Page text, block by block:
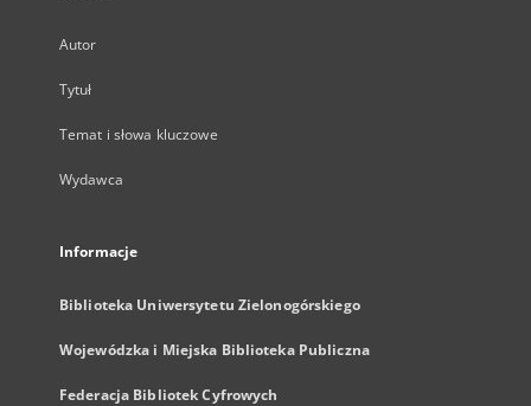
Autor
Tytuł
Temat i słowa kluczowe
Wydawca
Informacje
Biblioteka Uniwersytetu Zielonogórskiego
Wojewódzka i Miejska Biblioteka Publiczna
Federacja Bibliotek Cyfrowych